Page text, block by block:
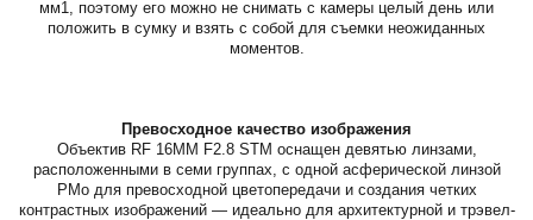
мм1, поэтому его можно не снимать с камеры целый день или
положить в сумку и взять с собой для съемки неожиданных
моментов.
Превосходное качество изображения
Объектив RF 16MM F2.8 STM оснащен девятью линзами,
расположенными в семи группах, с одной асферической линзой
PMo для превосходной цветопередачи и создания четких
контрастных изображений — идеально для архитектурной и трэвел-